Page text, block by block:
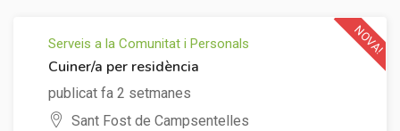
Serveis a la Comunitat i Personals
Cuiner/a per residència
publicat fa 2 setmanes
Sant Fost de Campsentelles
NOVA!